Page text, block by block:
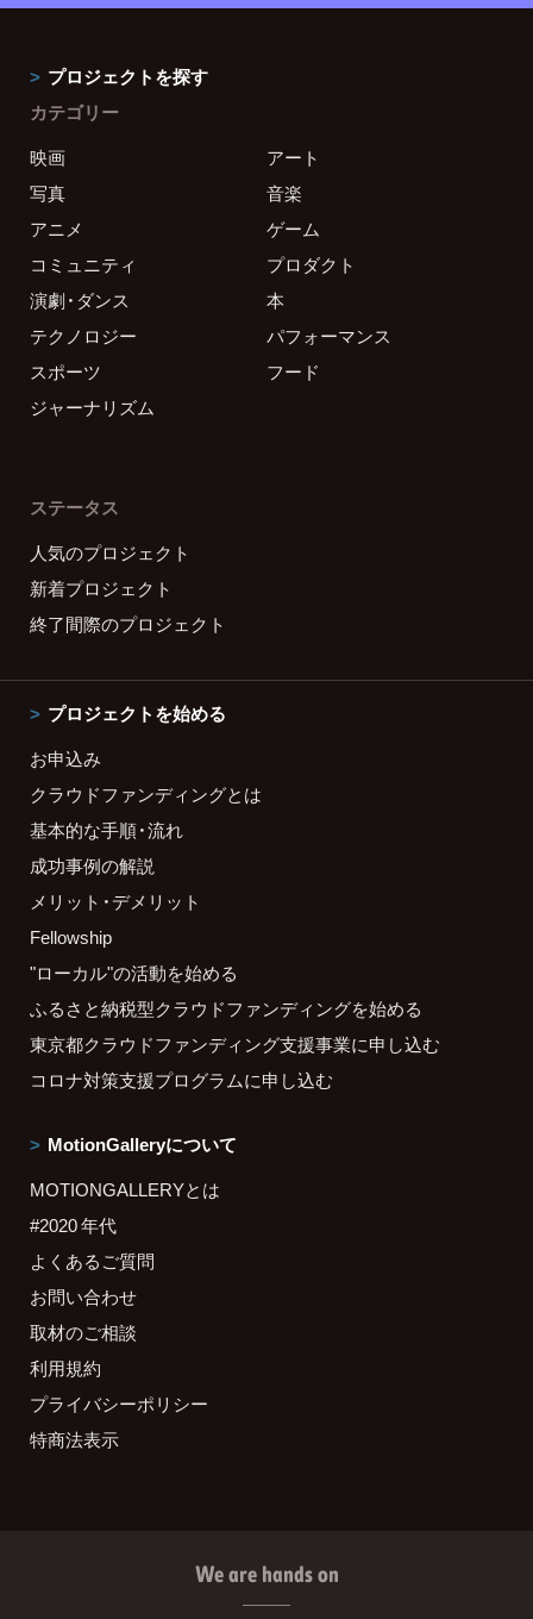
プロジェクトを探す
カテゴリー
映画
アート
写真
音楽
アニメ
ゲーム
コミュニティ
プロダクト
演劇・ダンス
本
テクノロジー
パフォーマンス
スポーツ
フード
ジャーナリズム
ステータス
人気のプロジェクト
新着プロジェクト
終了間際のプロジェクト
プロジェクトを始める
お申込み
クラウドファンディングとは
基本的な手順・流れ
成功事例の解説
メリット・デメリット
Fellowship
"ローカル"の活動を始める
ふるさと納税型クラウドファンディングを始める
東京都クラウドファンディング支援事業に申し込む
コロナ対策支援プログラムに申し込む
MotionGalleryについて
MOTIONGALLERYとは
#2020 年代
よくあるご質問
お問い合わせ
取材のご相談
利用規約
プライバシーポリシー
特商法表示
We are hands on